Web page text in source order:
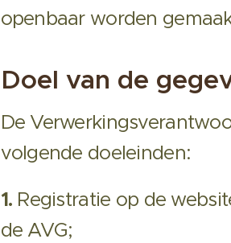
openbaar worden
Doel van de
De
volgende doeleinden:
1. Registratie op de
de AVG;